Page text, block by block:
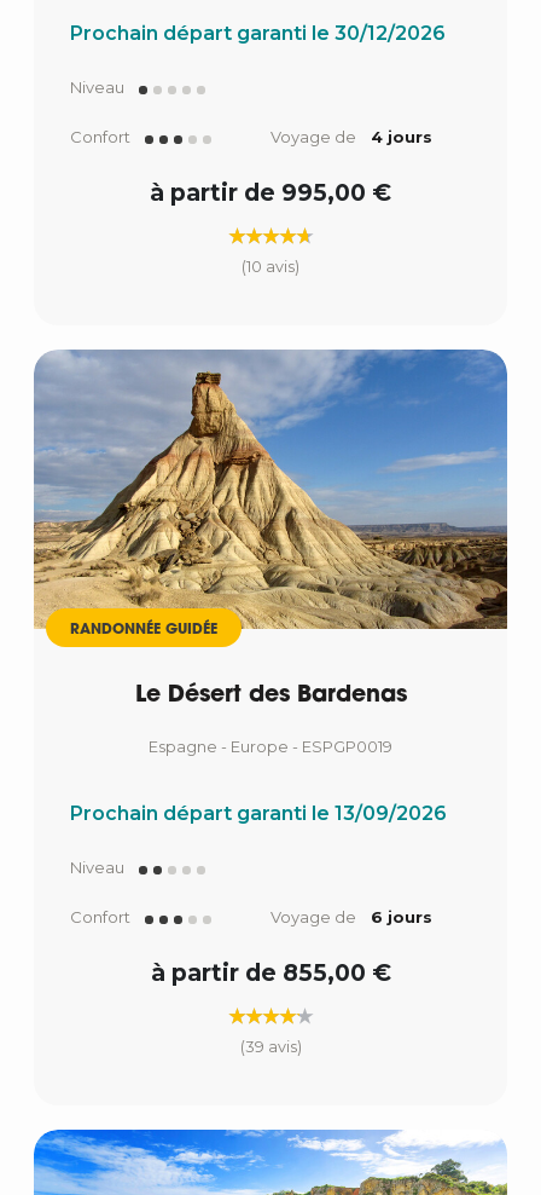
Prochain départ garanti le 30/12/2026
Niveau
Confort Voyage de 4 jours
à partir de 995,00 €
(10 avis)
RANDONNÉE GUIDÉE
Le Désert des Bardenas
Espagne - Europe - ESPGP0019
Prochain départ garanti le 13/09/2026
Niveau
Confort Voyage de 6 jours
à partir de 855,00 €
(39 avis)